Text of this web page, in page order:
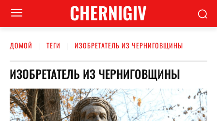
CHERNIGIV
ДОМОЙ ТЕГИ ИЗОБРЕТАТЕЛЬ ИЗ ЧЕРНИГОВЩИНЫ
ИЗОБРЕТАТЕЛЬ ИЗ ЧЕРНИГОВЩИНЫ